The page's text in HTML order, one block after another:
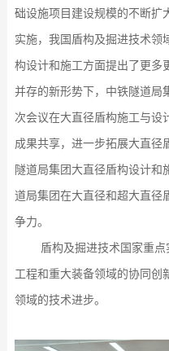
础设施项目建设规模的不断扩
实施，我国盾构及掘进技术领
构设计和施工方面提出了更多
并存的新形势下，中铁隧道局
次会议在大直径盾构施工与设
成果共享，进一步拓展大直径
隧道局集团大直径盾构设计和
道局集团在大直径和超大直径
争力。
盾构及掘进技术国家重
工程和重大装备领域的协同创
领域的技术进步。